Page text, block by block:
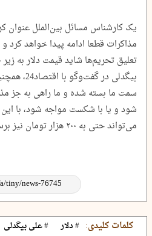
یک کارشناس مسائل بین‌الملل عنوان
مذاکرات قطعا ادامه پیدا خواهد کرد
بیگدلی در
سمت ما بسته شده و ما راهی به جز
شود و یا با شکست مواجه شود، با این
می‌تواند حتی به ۲۰۰ هزار تومان نیز برسد.
کلمات کلیدی: # دلار # علی بیگدلی